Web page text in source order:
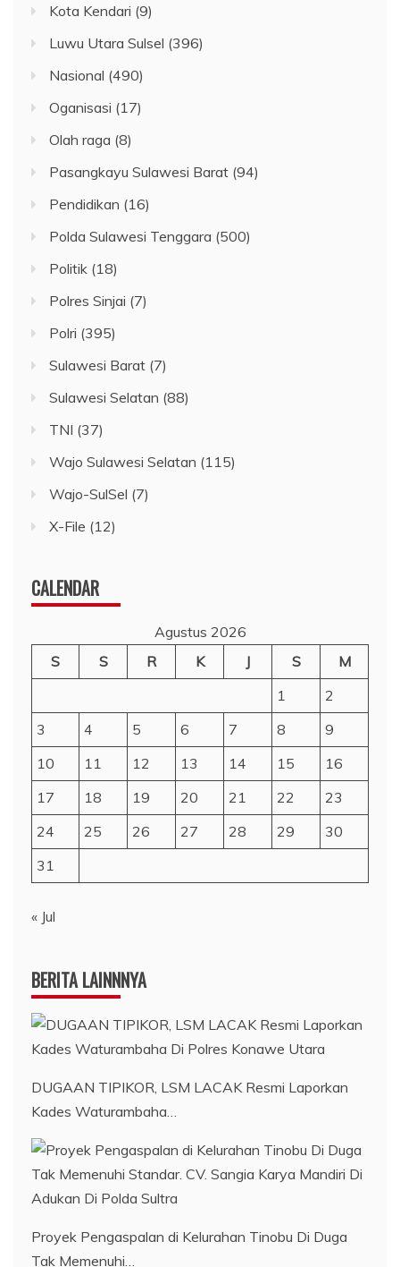
Kota Kendari (9)
Luwu Utara Sulsel (396)
Nasional (490)
Oganisasi (17)
Olah raga (8)
Pasangkayu Sulawesi Barat (94)
Pendidikan (16)
Polda Sulawesi Tenggara (500)
Politik (18)
Polres Sinjai (7)
Polri (395)
Sulawesi Barat (7)
Sulawesi Selatan (88)
TNI (37)
Wajo Sulawesi Selatan (115)
Wajo-SulSel (7)
X-File (12)
CALENDAR
Agustus 2026
S
S R K J S
M
1
2
3
4 5 6 7 8
9
10
11 12 13 14 15
16
17
18 19 20 21 22
23
24
25 26 27 28 29
30
31
« Jul
BERITA LAINNNYA
DUGAAN TIPIKOR, LSM LACAK Resmi Laporkan
Kades Waturambaha…
Proyek Pengaspalan di Kelurahan Tinobu Di Duga
Tak Memenuhi…